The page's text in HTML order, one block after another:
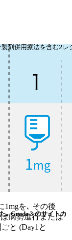
剤併用療法を含む2
｡ Grade 3 のサイトカ
1mgを､ その後
病勢進行または
と (Day1と